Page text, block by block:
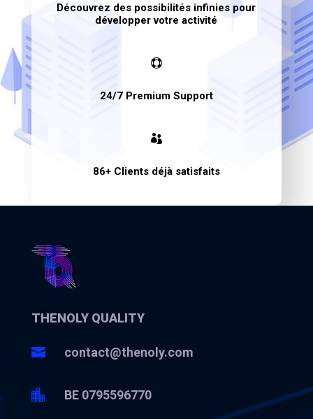
Découvrez des possibilités infinies pour
développer votre activité

24/7 Premium Support

86+ Clients déjà satisfaits
THENOLY QUALITY
 contact@thenoly.com
 BE 0795596770